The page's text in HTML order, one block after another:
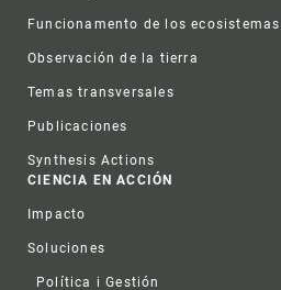
Funcionamento de los ecosistemas
Observación de la tierra
Temas transversales
Publicaciones
Synthesis Actions
CIENCIA EN ACCIÓN
Impacto
Soluciones
Política i Gestión